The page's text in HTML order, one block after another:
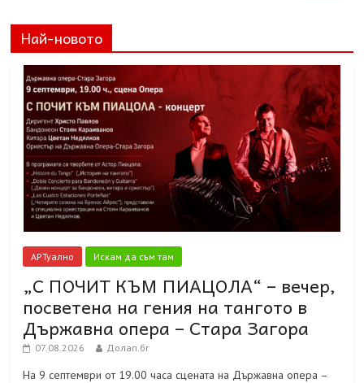
Най-новото
АРТуално Искам да съм там
„С ПОЧИТ КЪМ ПИАЦОЛА“ – вечер,
посветена на гения на тангото в
Държавна опера – Стара Загора
07.08.2026 Долап.бг
На 9 септември от 19.00 часа сцената на Държавна опера –